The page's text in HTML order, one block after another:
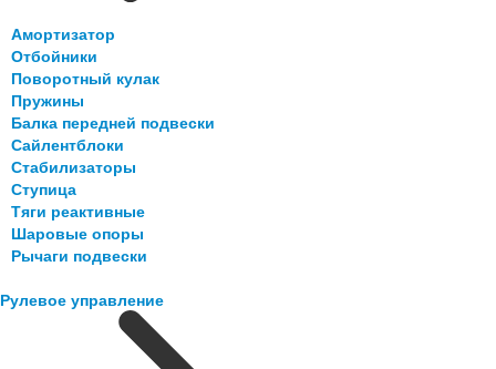
Амортизатор
Отбойники
Поворотный кулак
Пружины
Балка передней подвески
Сайлентблоки
Стабилизаторы
Ступица
Тяги реактивные
Шаровые опоры
Рычаги подвески
Рулевое управление